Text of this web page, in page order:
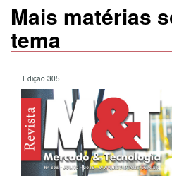
Mais matérias
tema
Edição 305